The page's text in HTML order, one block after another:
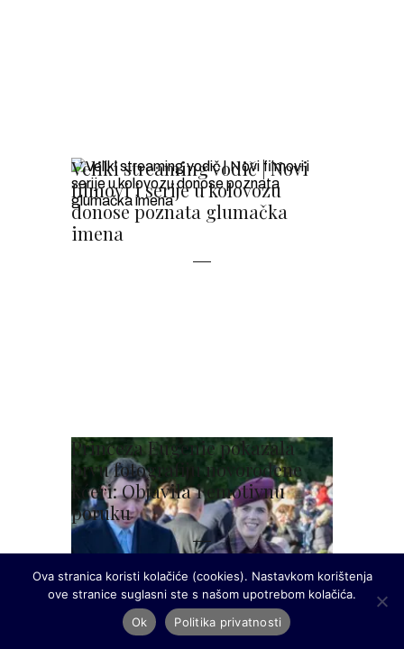
Veliki streaming vodič | Novi
filmovi i serije u kolovozu
donose poznata glumačka
imena
Princeza Eugenie pokazala
prvu fotografiju novorođene
kćeri: Objavila i emotivnu
poruku
Ova stranica koristi kolačiće (cookies). Nastavkom korištenja
ove stranice suglasni ste s našom upotrebom kolačića.
Ok
Politika privatnosti